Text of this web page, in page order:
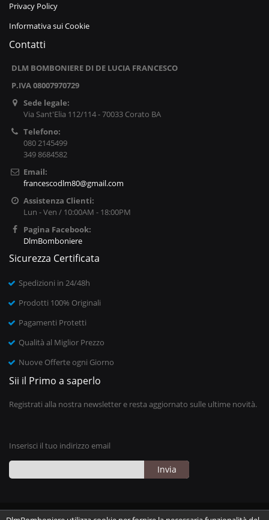
Privacy Policy
Informativa sui Cookie
Contatti
DLM BOMBONIERE DI DE LUCIA FRANCESCO
P.IVA 08007970729
Sede legale:
Via Sant'Elia 112/114 - 70033 Corato BA
Telefono:
080 2145499
349 8684582
Email:
francescodlm80@gmail.com
Assistenza Clienti:
Lun - Ven / 10:00AM - 18:00PM
Pagina Facebook:
DlmBomboniere
Sicurezza Certificata
Spedizioni in 24/48h
Prodotti 100% Originali
Pagamenti Protetti
Qualità al Miglior Prezzo
Nuove Offerte ogni Giorno
Sii il Primo a saperlo
Registrati alla nostra newsletter e resta aggiornato sulle ultime novità.
Inserisci il tuo indirizzo email
Invia